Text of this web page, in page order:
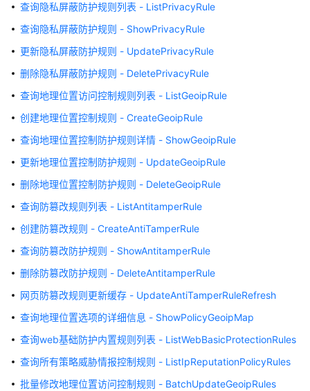
感
信
选
项
详
细
息
-
查
询
胁
情
规
则
表
-
查询隐私屏蔽防护规则列表 - ListPrivacyRule
查询隐私屏蔽防护规则 - ShowPrivacyRule
更新隐私屏蔽防护规则 - UpdatePrivacyRule
删除隐私屏蔽防护规则 - DeletePrivacyRule
查询地理位置访问控制规则列表 - ListGeoipRule
创建地理位置控制规则 - CreateGeoipRule
查询地理位置控制防护规则详情 - ShowGeoipRule
更新地理位置控制防护规则 - UpdateGeoipRule
删除地理位置控制防护规则 - DeleteGeoipRule
查询防篡改规则列表 - ListAntitamperRule
创建防篡改规则 - CreateAntiTamperRule
查询防篡改防护规则 - ShowAntitamperRule
删除防篡改防护规则 - DeleteAntitamperRule
网页防篡改规则更新缓存 - UpdateAntiTamperRuleRefresh
查询地理位置选项的详细信息 - ShowPolicyGeoipMap
查询web基础防护内置规则列表 - ListWebBasicProtectionRules
查询所有策略威胁情报控制规则 - ListIpReputationPolicyRules
批量修改地理位置访问控制规则 - BatchUpdateGeoipRules